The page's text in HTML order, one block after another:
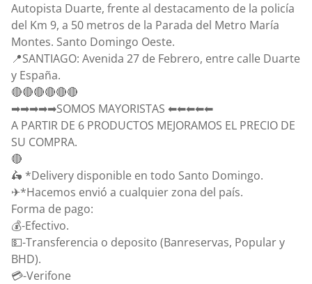
Autopista Duarte, frente al destacamento de la policía
del Km 9, a 50 metros de la Parada del Metro María
Montes. Santo Domingo Oeste.
📍SANTIAGO: Avenida 27 de Febrero, entre calle Duarte
y España.
🔴🔴🔴🔴🔴🔴
➡➡➡➡➡SOMOS MAYORISTAS ⬅⬅⬅⬅⬅
A PARTIR DE 6 PRODUCTOS MEJORAMOS EL PRECIO DE
SU COMPRA.
🔴
🛵 *Delivery disponible en todo Santo Domingo.
✈*Hacemos envió a cualquier zona del país.
Forma de pago:
💰-Efectivo.
💵-Transferencia o deposito (Banreservas, Popular y
BHD).
💳-Verifone